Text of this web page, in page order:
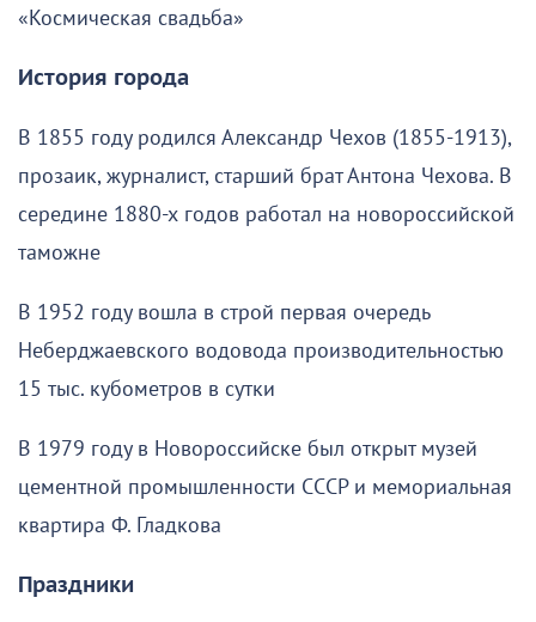
«Космическая свадьба»
История города
В 1855 году родился Александр Чехов (1855-1913),
прозаик, журналист, старший брат Антона Чехова. В
середине 1880-х годов работал на новороссийской
таможне
В 1952 году вошла в строй первая очередь
Неберджаевского водовода производительностью
15 тыс. кубометров в сутки
В 1979 году в Новороссийске был открыт музей
цементной промышленности СССР и мемориальная
квартира Ф. Гладкова
Праздники